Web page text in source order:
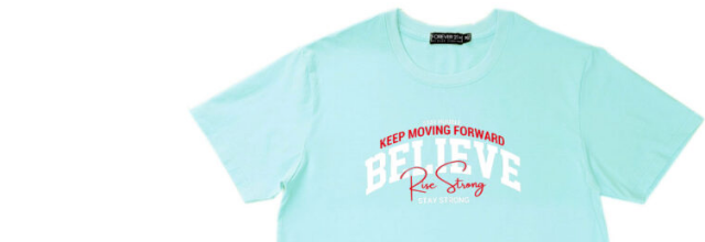
Add to
Wishlist